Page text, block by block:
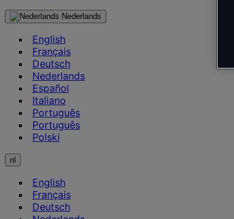
Nederlands
English
Français
Deutsch
Nederlands
Español
Italiano
Português
Português
Polski
nl
English
Français
Deutsch